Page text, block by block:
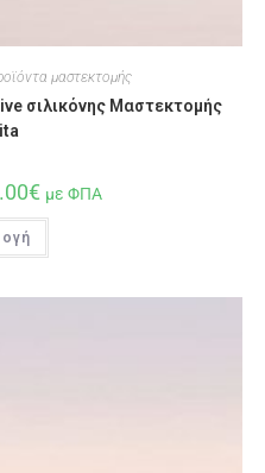
μαστεκτομής
σιλικόνης Μαστεκτομής
€ με ΦΠΑ